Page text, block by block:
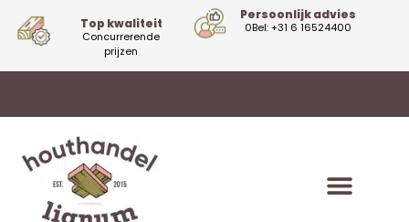
Top kwaliteit
Concurrerende
prijzen
Persoonlijk advies
0Bel: +31 6 16524400